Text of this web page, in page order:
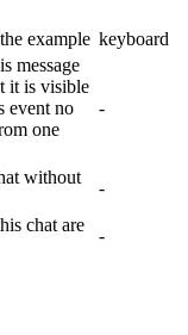
example keyboard
message
it is visible
event no
one
-
without
-
chat are
-